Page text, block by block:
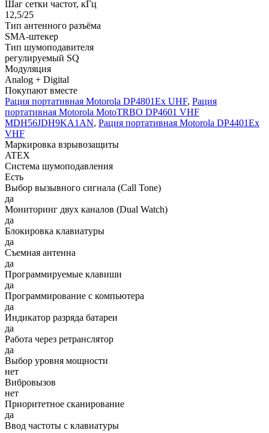
Шаг сетки частот, кГц
12,5/25
Тип антенного разъёма
SMA-штекер
Тип шумоподавителя
регулируемый SQ
Модуляция
Analog + Digital
Покупают вместе
Рация портативная Motorola DP4801Ex UHF, Рация
портативная Motorola MotoTRBO DP4601 VHF
MDH56JDH9KA1AN, Рация портативная Motorola DP4401Ex
VHF
Маркировка взрывозащиты
ATEX
Система шумоподавления
Есть
Выбор вызывного сигнала (Call Tone)
да
Мониторинг двух каналов (Dual Watch)
да
Блокировка клавиатуры
да
Съемная антенна
да
Программируемые клавиши
да
Программирование с компьютера
да
Индикатор разряда батареи
да
Работа через ретранслятор
да
Выбор уровня мощности
нет
Вибровызов
нет
Приоритетное сканирование
да
Ввод частоты с клавиатуры